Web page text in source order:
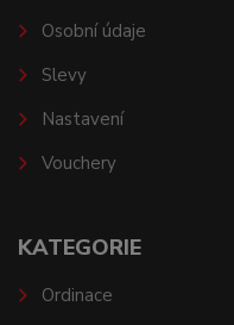
Osobní údaje
Slevy
Nastavení
Vouchery
KATEGORIE
Ordinace